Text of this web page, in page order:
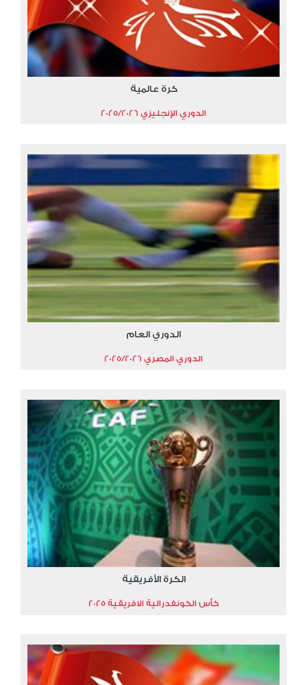
كرة عالمية
الدوري الإنجليزي 2025/2026
الدوري العام
الدوري المصري 2025/2026
الكرة الأفريقية
كأس الكونفدرالية الافريقية 2025